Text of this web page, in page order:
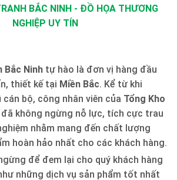
BẮC NINH - ĐỒ HỌA THƯƠNG
NGHIỆP UY TÍN
Bắc Ninh tự hào là đơn vị hàng đầu
thiết kế tại Miền Bắc. Kể từ khi
bộ, công nhân viên của Tổng Kho
đã không ngừng nỗ lực, tích cực trau
nhằm mang đến chất lượng
hoàn hảo nhất cho các khách hàng.
để đem lại cho quý khách hàng
những dịch vụ sản phẩm tốt nhất